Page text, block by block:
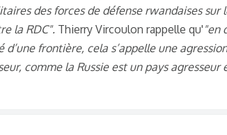
des forces de défense rwandaises sur
la RDC". Thierry Vircoulon rappelle qu' "en
frontière, cela s’appelle une
comme la Russie est un pays agresseur